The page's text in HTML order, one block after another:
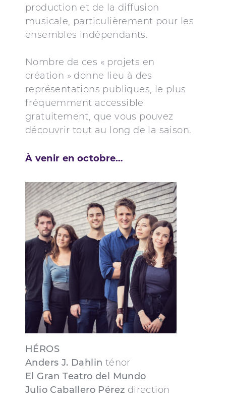
production et de la diffusion
musicale, particulièrement pour les
ensembles indépendants.
Nombre de ces « projets en
création » donne lieu à des
représentations publiques, le plus
fréquemment accessible
gratuitement, que vous pouvez
découvrir tout au long de la saison.
À venir en octobre…
HÉROS
Anders J. Dahlin ténor
El Gran Teatro del Mundo
Julio Caballero Pérez direction